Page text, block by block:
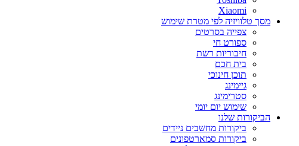
Xiaomi
מסך טלוויזיה לפי מטרת שימוש
צפייה בסרטים
ספורט חי
חיבוריות רשת
בית חכם
תוכן חינוכי
גיימינג
סטרימינג
שימוש יום יומי
הביקורות שלנו
ביקורות מחשבים ניידים
ביקורות סמארטפונים